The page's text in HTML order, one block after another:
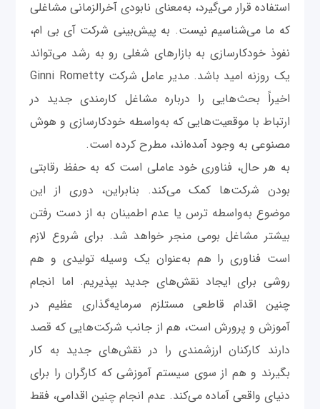
استفاده قرار می‌گیرد، به‌معنای نابودی آخرالزمانی مشاغلی
که ما می‌شناسیم نیست. به پیش‌بینی شرکت آی بی ام،
نفوذ خودکارسازی به بازارهای شغلی رو به رشد می‌تواند
یک روزنه‌ امید باشد. مدیر عامل شرکت Ginni Rometty
اخیراً بحث‌هایی را درباره مشاغل کارمندی جدید در
ارتباط با موقعیت‌هایی که به‌واسطه خودکارسازی و هوش
مصنوعی به وجود آمده‌اند، مطرح کرده است.
به هر حال، فناوری خود عاملی است که به حفظ رقابتی
بودن شرکت‌ها کمک می‌کند. بنابراین، دوری از این
موضوع به‌واسطه ترس یا عدم اطمینان به از دست رفتن
بیشتر مشاغل بومی منجر خواهد شد. برای شروع لازم
است فناوری را هم به‌عنوان یک وسیله تولیدی و هم
روشی برای ایجاد نقش‌های جدید بپذیریم. اما انجام
چنین اقدام قاطعی مستلزم سرمایه‌گذاری عظیم در
آموزش و پرورش است، هم از جانب شرکت‌هایی که قصد
دارند کارکنان ارزشمندی را در نقش‌های جدید به کار
بگیرند و هم از سوی سیستم آموزشی که کارگران را برای
دنیای واقعی آماده می‌کند. عدم انجام چنین اقدامی، فقط